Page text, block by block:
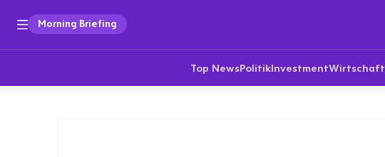
Morning Briefing
Top NewsPolitikInvestmentWirtschaft